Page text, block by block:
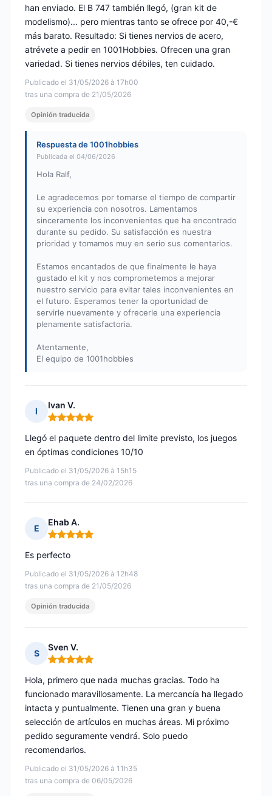
Publicado el 31/05/2026 à 17h00
tras una compra de 21/05/2026
han enviado. El B 747 también llegó, (gran kit de
modelismo)... pero mientras tanto se ofrece por 40,-€
más barato. Resultado: Si tienes nervios de acero,
atrévete a pedir en 1001Hobbies. Ofrecen una gran
variedad. Si tienes nervios débiles, ten cuidado.
Opinión traducida
Respuesta de 1001hobbies
Publicada el 04/06/2026
Hola Ralf,
Le agradecemos por tomarse el tiempo de compartir
su experiencia con nosotros. Lamentamos
sinceramente los inconvenientes que ha encontrado
durante su pedido. Su satisfacción es nuestra
prioridad y tomamos muy en serio sus comentarios.
Estamos encantados de que finalmente le haya
gustado el kit y nos comprometemos a mejorar
nuestro servicio para evitar tales inconvenientes en
el futuro. Esperamos tener la oportunidad de
servirle nuevamente y ofrecerle una experiencia
plenamente satisfactoria.
Atentamente,
El equipo de 1001hobbies
I
Ivan V.
Nota: 5 de 5
Publicado el 31/05/2026 à 15h15
tras una compra de 24/02/2026
Llegó el paquete dentro del limite previsto, los juegos
en óptimas condiciones 10/10
E
Ehab A.
Nota: 5 de 5
Publicado el 31/05/2026 à 12h48
tras una compra de 21/05/2026
Es perfecto
Opinión traducida
S
Sven V.
Nota: 5 de 5
Publicado el 31/05/2026 à 11h35
tras una compra de 06/05/2026
Hola, primero que nada muchas gracias. Todo ha
funcionado maravillosamente. La mercancía ha llegado
intacta y puntualmente. Tienen una gran y buena
selección de artículos en muchas áreas. Mi próximo
pedido seguramente vendrá. Solo puedo
recomendarlos.